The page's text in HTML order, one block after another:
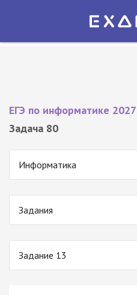
Экзамер — ЕГЭ 2027
ЕГЭ по информатике 2027
Задача 80
Информатика
Задания
Задание 13